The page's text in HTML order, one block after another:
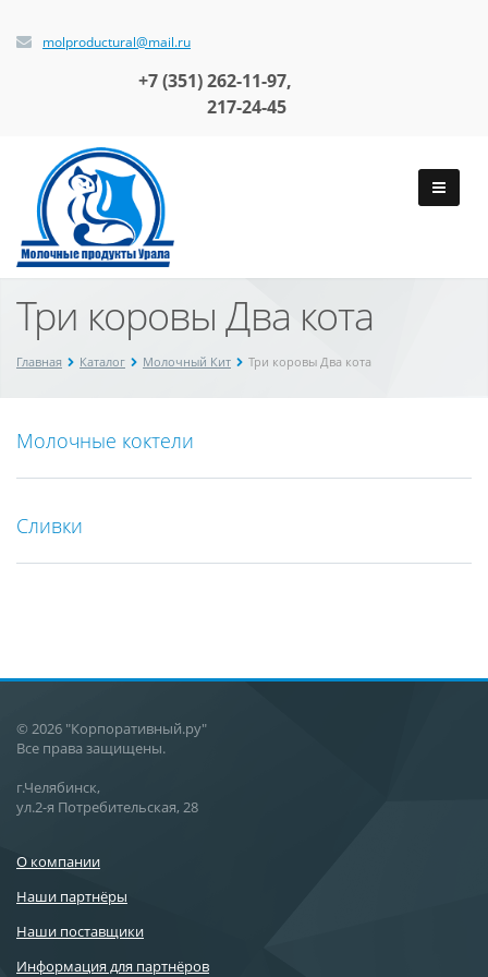
molproductural@mail.ru
+7 (351)262-11-97,
217-24-45
Три коровы Два кота
Главная Каталог Молочный Кит Три коровы Два кота
Молочные коктели
Сливки
© 2026 "Корпоративный.ру"
Все права защищены.
г.Челябинск,
ул.2-я Потребительская, 28
О компании
Наши партнёры
Наши поставщики
Информация для партнёров